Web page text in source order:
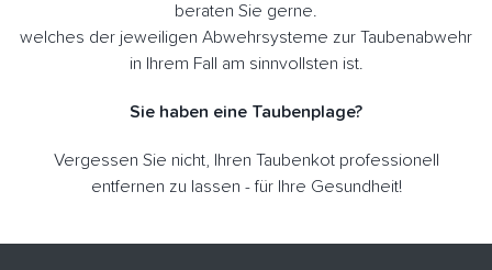
beraten Sie gerne.
welches der jeweiligen Abwehrsysteme zur Taubenabwehr
in Ihrem Fall am sinnvollsten ist.
Sie haben eine Taubenplage?
Vergessen Sie nicht, Ihren Taubenkot professionell
entfernen zu lassen - für Ihre Gesundheit!